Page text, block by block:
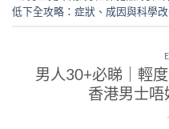
低下全攻略：症狀、成因與科學
男人30+必睇｜輕
香港男士